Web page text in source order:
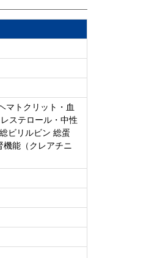
マトクリット・血
ステロール・中性
ビリルビン 総蛋
能（クレアチニ